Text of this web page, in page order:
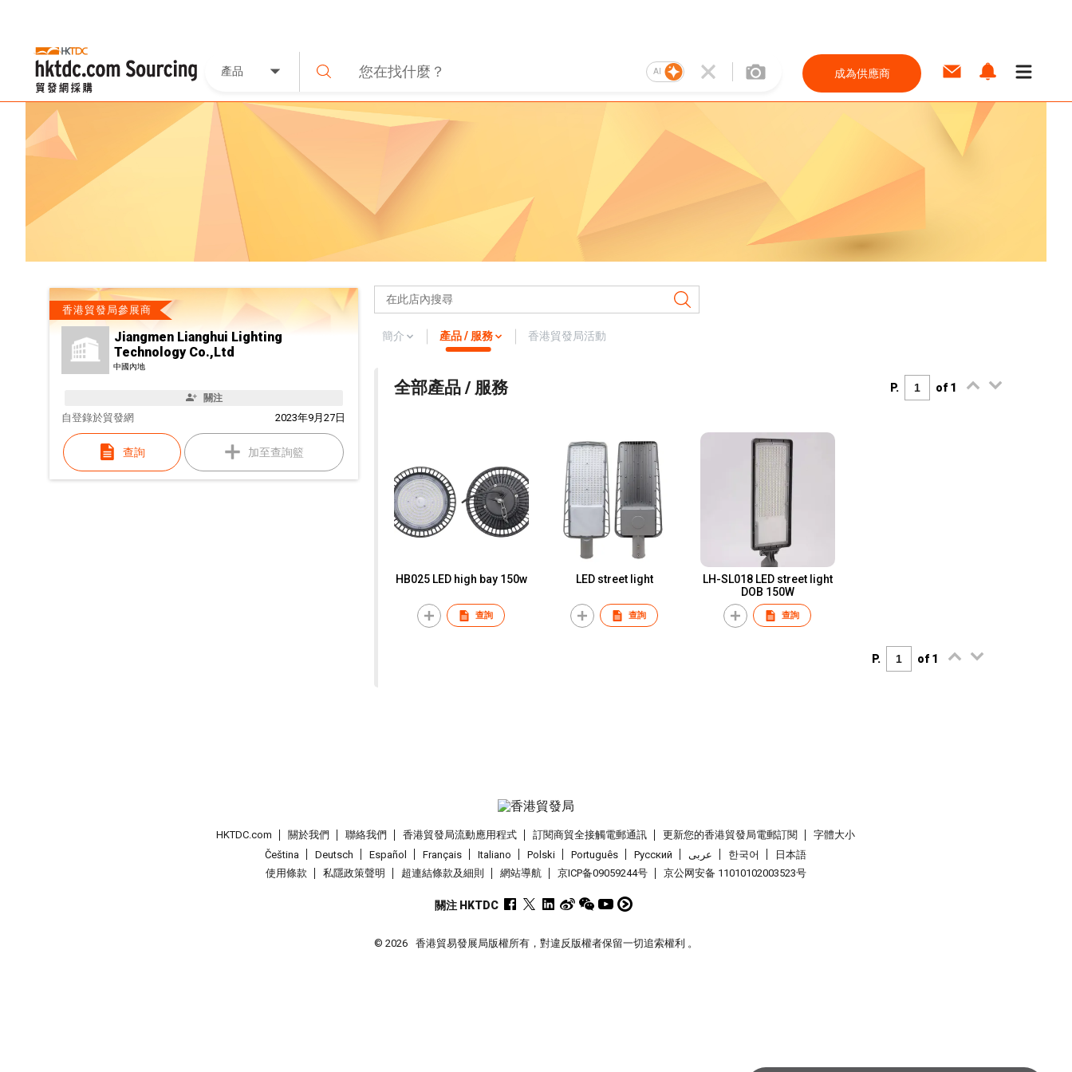
產品 AI 成為供應商
香港貿發局參展商
Jiangmen Lianghui Lighting
Technology Co.,Ltd
中國內地
關注
自 2023年9月27日
登錄於貿發網
查詢 加至查詢籃
簡介 產品 / 服務 香港貿發局活動
全部產品 / 服務 P. of 1
HB025 LED high bay 150w
查詢
LED street light
查詢
LH-SL018 LED street light
DOB 150W
查詢
P. of 1
HKTDC.com 關於我們 聯絡我們 香港貿發局流動應用程式 訂閱商貿全接觸電郵通訊 更新您的香港貿發局電郵訂閱
字體大小
Čeština
Deutsch Español Français Italiano Polski Português Pусский عربى 한국어
日本語
使用條款
私隱政策聲明 超連結條款及細則 網站導航 京ICP备09059244号 京公网安备 11010102003523号
關注 HKTDC
© 2026 香港貿易發展局版權所有，對違反版權者保留一切追索權利 。